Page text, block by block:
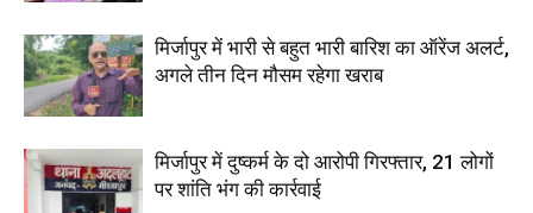
मिर्जापुर में भारी से बहुत भारी बारिश का ऑरेंज अलर्ट,
अगले तीन दिन मौसम रहेगा खराब
मिर्जापुर में दुष्कर्म के दो आरोपी गिरफ्तार, 21 लोगों
पर शांति भंग की कार्रवाई